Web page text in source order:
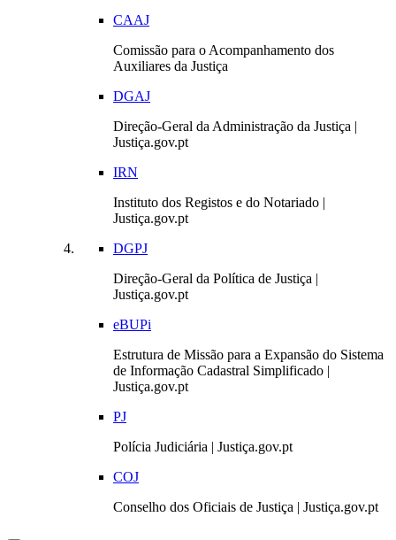
CAAJ
Comissão para o Acompanhamento dos
Auxiliares da Justiça
DGAJ
Direção-Geral da Administração da Justiça |
Justiça.gov.pt
IRN
Instituto dos Registos e do Notariado |
Justiça.gov.pt
DGPJ
Direção-Geral da Política de Justiça |
Justiça.gov.pt
eBUPi
Estrutura de Missão para a Expansão do Sistema
de Informação Cadastral Simplificado |
Justiça.gov.pt
PJ
Polícia Judiciária | Justiça.gov.pt
COJ
Conselho dos Oficiais de Justiça | Justiça.gov.pt